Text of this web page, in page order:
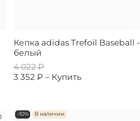
Кепка adidas Trefoil Baseball -
белый
4 022 ₽
3 352 ₽ – Купить
-10% В наличии